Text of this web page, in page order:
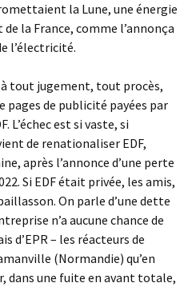
la Lune, une énergie
la France, comme l’annonça
l’électricité.
à tout jugement, tout procès,
pages de publicité payées par
L’échec est si vaste, si
de renationaliser EDF,
après l’annonce d’une perte
Si EDF était privée, les amis,
On parle d’une dette
n’a aucune chance de
d’EPR – les réacteurs de
(Normandie) qu’en
dans une fuite en avant totale,